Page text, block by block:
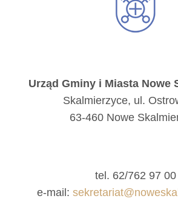
Urząd Gminy i Miasta Nowe
Skalmierzyce, ul.
63-460 Nowe
tel. 62/762 97 00
e-mail: